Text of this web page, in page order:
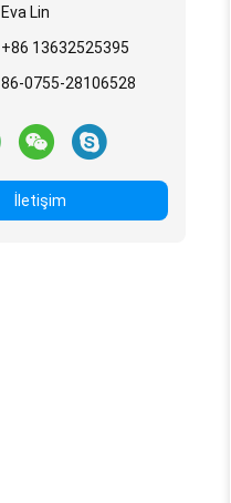
Eva Lin
+86 13632525395
86-0755-28106528
İletişim